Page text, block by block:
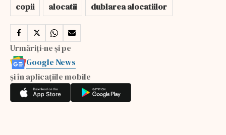
copii alocatii dublarea alocatiilor
Urmăriți-ne și pe
Google News
și în aplicațiile mobile